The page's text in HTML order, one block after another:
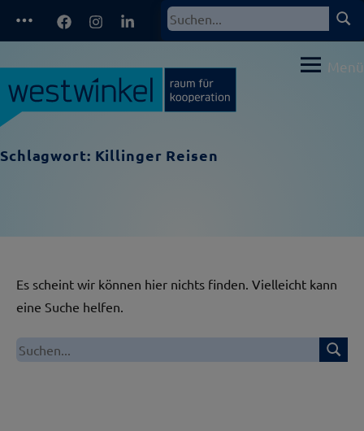
FacebookInstagramLinkedIn
Suchen
Menü
Schlagwort: Killinger Reisen
Es scheint wir können hier nichts finden. Vielleicht kann
eine Suche helfen.
Suchen